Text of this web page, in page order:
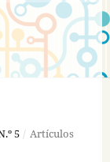
5 / Artículos